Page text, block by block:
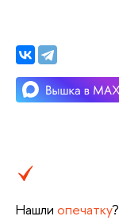
Нашли опечатку?